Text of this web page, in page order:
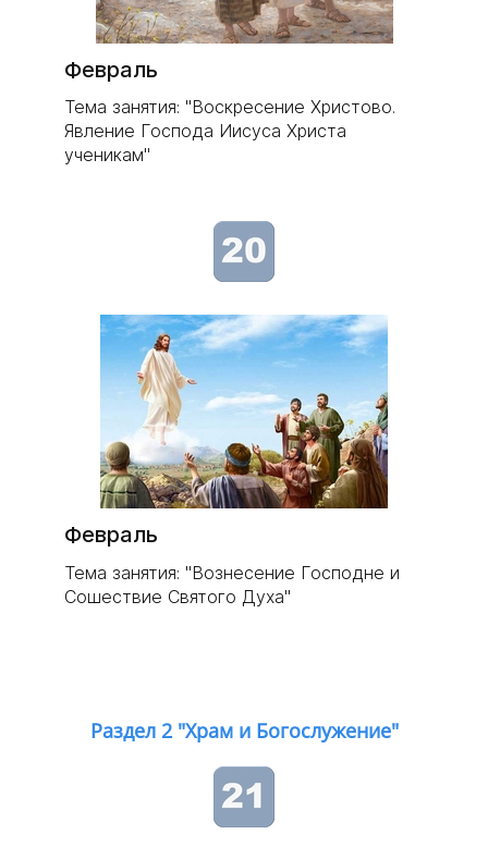
Февраль
Тема занятия: "Воскресение Христово.
Явление Господа Иисуса Христа
ученикам"
Февраль
Тема занятия: "Вознесение Господне и
Сошествие Святого Духа"
Раздел 2 "Храм и Богослужение"